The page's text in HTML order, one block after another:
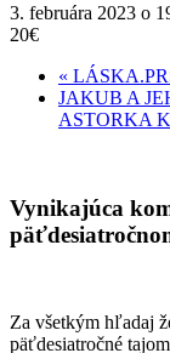
3. februára 2023 o
20€
«
JAKUB A
ASTORKA
Vynikajúca
Za všetkým hľadaj
päťdesiatročné